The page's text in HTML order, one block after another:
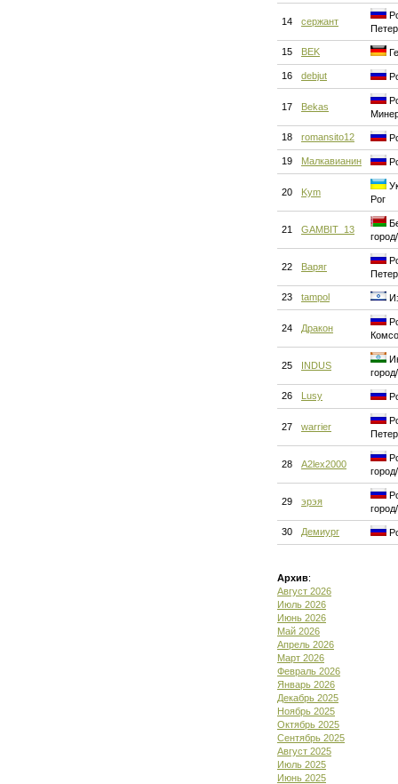
14 сержант
15 BEK
16 debjut
17 Bekas
18 romansito12
19 Малкавианин
20 Kym
Рог
21 GAMBIT_13
22 Варяг
23 tampol
24 Дракон
25 INDUS
26 Lusy
27 warrier
28 A2lex2000
29 эрэя
30 Демиург
Архив:
Август 2026
Июль 2026
Июнь 2026
Май 2026
Апрель 2026
Март 2026
Февраль 2026
Январь 2026
Декабрь 2025
Ноябрь 2025
Октябрь 2025
Сентябрь 2025
Август 2025
Июль 2025
Июнь 2025